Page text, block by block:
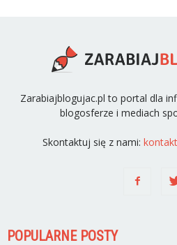
Zarabiajblogujac.pl to portal dla
blogosferze i mediach
Skontaktuj się z nami:
POPULARNE POSTY